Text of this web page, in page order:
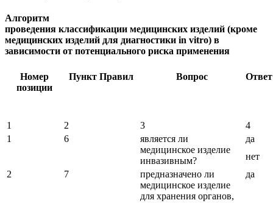
Алгоритм
проведения классификации медицинских изделий (кроме
медицинских изделий для диагностики in vitro) в
зависимости от потенциального риска применения
Номер
позиции
Пункт Правил Вопрос Ответ
1 2 3
4
1
6
является ли
медицинское изделие
инвазивным?
да
нет
2
7
предназначено ли
медицинское изделие
для хранения органов,
да